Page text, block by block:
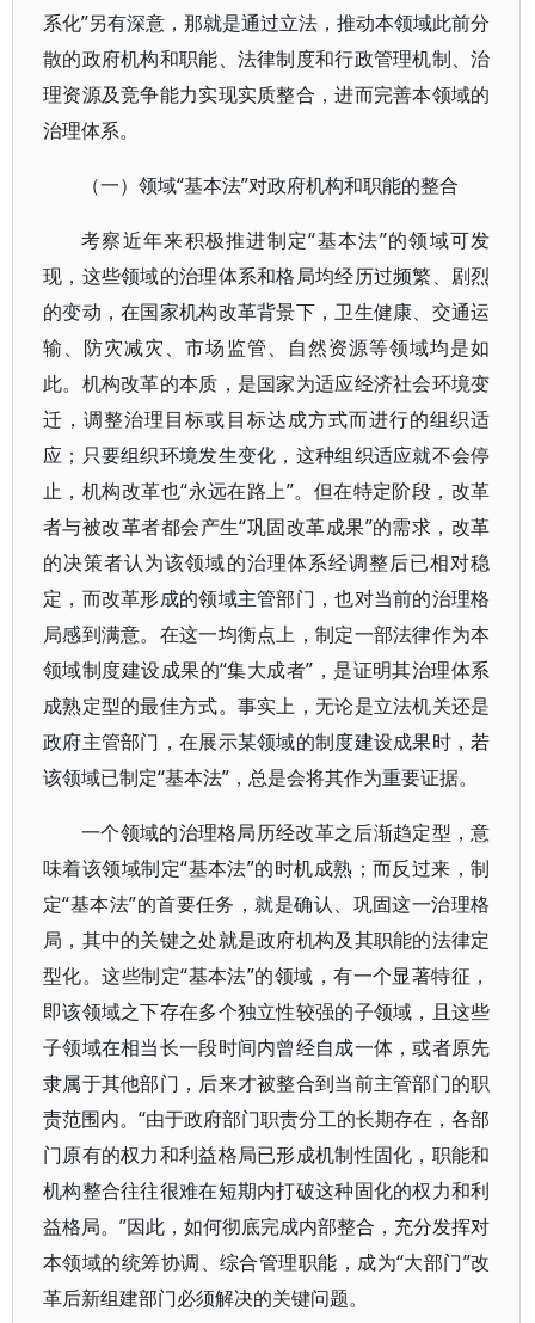
系化”另有深意，那就是通过立法，推动本领域此前分
散的政府机构和职能、法律制度和行政管理机制、治
理资源及竞争能力实现实质整合，进而完善本领域的
治理体系。
（一）领域“基本法”对政府机构和职能的整合
考察近年来积极推进制定“基本法”的领域可发
现，这些领域的治理体系和格局均经历过频繁、剧烈
的变动，在国家机构改革背景下，卫生健康、交通运
输、防灾减灾、市场监管、自然资源等领域均是如
此。机构改革的本质，是国家为适应经济社会环境变
迁，调整治理目标或目标达成方式而进行的组织适
应；只要组织环境发生变化，这种组织适应就不会停
止，机构改革也“永远在路上”。但在特定阶段，改革
者与被改革者都会产生“巩固改革成果”的需求，改革
的决策者认为该领域的治理体系经调整后已相对稳
定，而改革形成的领域主管部门，也对当前的治理格
局感到满意。在这一均衡点上，制定一部法律作为本
领域制度建设成果的“集大成者”，是证明其治理体系
成熟定型的最佳方式。事实上，无论是立法机关还是
政府主管部门，在展示某领域的制度建设成果时，若
该领域已制定“基本法”，总是会将其作为重要证据。
一个领域的治理格局历经改革之后渐趋定型，意
味着该领域制定“基本法”的时机成熟；而反过来，制
定“基本法”的首要任务，就是确认、巩固这一治理格
局，其中的关键之处就是政府机构及其职能的法律定
型化。这些制定“基本法”的领域，有一个显著特征，
即该领域之下存在多个独立性较强的子领域，且这些
子领域在相当长一段时间内曾经自成一体，或者原先
隶属于其他部门，后来才被整合到当前主管部门的职
责范围内。“由于政府部门职责分工的长期存在，各部
门原有的权力和利益格局已形成机制性固化，职能和
机构整合往往很难在短期内打破这种固化的权力和利
益格局。”因此，如何彻底完成内部整合，充分发挥对
本领域的统筹协调、综合管理职能，成为“大部门”改
革后新组建部门必须解决的关键问题。